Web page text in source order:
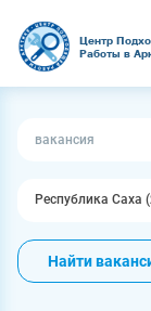
Центр
Работы в
Найти